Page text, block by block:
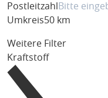
Postleitzahl
Umkreis50 km
Weitere Filter
Kraftstoff